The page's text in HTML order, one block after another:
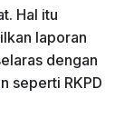
Hal itu
laporan
dengan
seperti RKPD